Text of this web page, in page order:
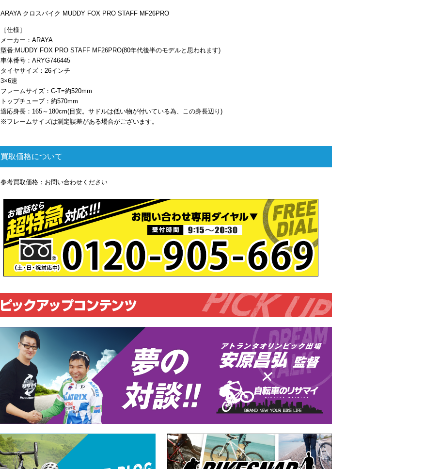
ARAYA クロスバイク MUDDY FOX PRO STAFF MF26PRO
［仕様］
メーカー：ARAYA
型番:MUDDY FOX PRO STAFF MF26PRO(80年代後半のモデルと思われます)
車体番号：ARYG746445
タイヤサイズ：26インチ
3×6速
フレームサイズ：C-T=約520mm
トップチューブ：約570mm
適応身長：165～180cm(目安。サドルは低い物が付いている為、この身長辺り)
※フレームサイズは測定誤差がある場合がございます。
買取価格について
参考買取価格：お問い合わせください